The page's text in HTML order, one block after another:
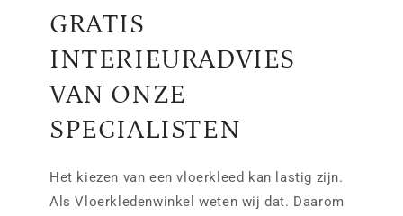
GRATIS
INTERIEURADVIES
VAN ONZE
SPECIALISTEN
Het kiezen van een vloerkleed kan lastig zijn.
Als Vloerkledenwinkel weten wij dat. Daarom